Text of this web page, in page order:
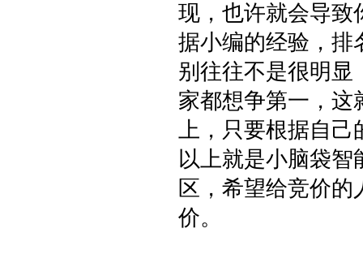
现，也许就会导致
据小编的经验，排
别往往不是很明显
家都想争第一，这
上，只要根据自己
以上就是小脑袋智
区，希望给竞价
价。